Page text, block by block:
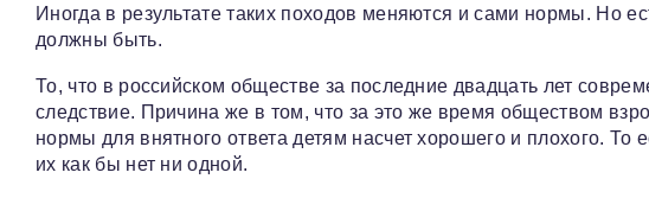
Иногда в результате таких походов меняются и сами нормы. Но
должны быть.
То, что в российском обществе за последние двадцать лет
следствие. Причина же в том, что за это же время обществом
нормы для внятного ответа детям насчет хорошего и плохого. То
их как бы нет ни одной.